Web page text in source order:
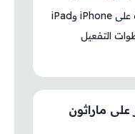
لا، المتجر موجه لتثبيت التطبيقات على iPhone وiPad
التفعيل
على ماراثون